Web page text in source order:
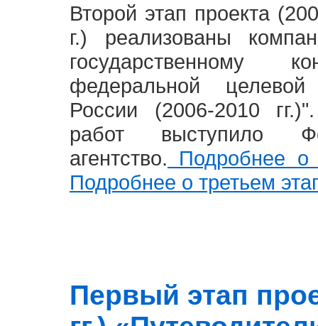
Второй этап проекта
г.) реализованы
государственному
федеральной
России (2006-2010
работ выступило
агентство. Подробнее о
Подробнее о третьем
Первый этап